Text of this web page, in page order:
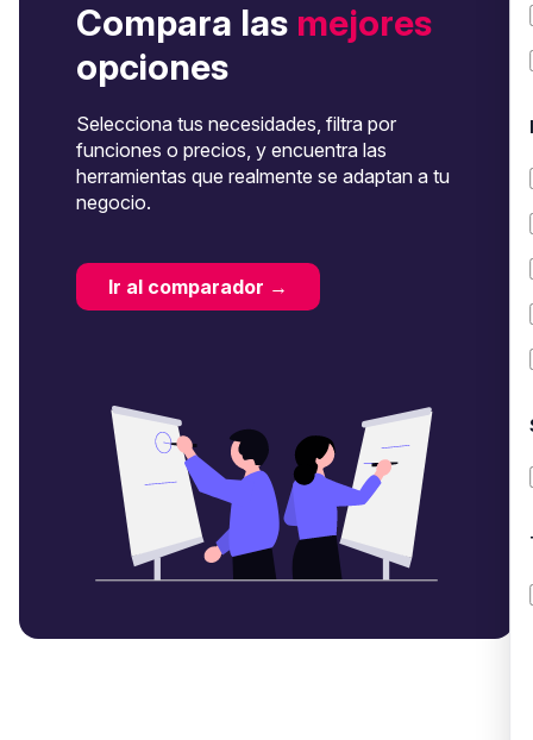
Compara las mejores
opciones
Selecciona tus necesidades, filtra por
funciones o precios, y encuentra las
herramientas que realmente se adaptan a tu
negocio.
Ir al comparador →